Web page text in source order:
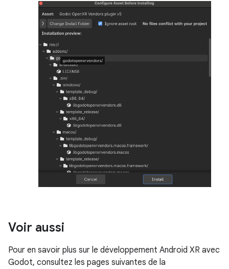
Voir aussi
Pour en savoir plus sur le développement Android XR avec
Godot, consultez les pages suivantes de la